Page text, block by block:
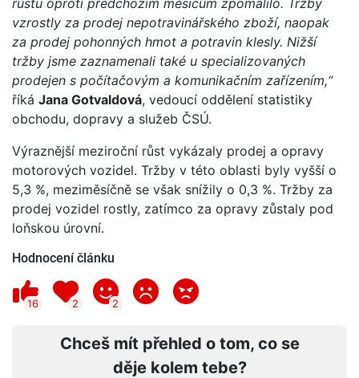
vzrostly za prodej nepotravinářského zboží, naopak
za prodej pohonných hmot a potravin klesly. Nižší
tržby jsme zaznamenali také u specializovaných
prodejen s počítačovým a komunikačním zařízením,“
říká Jana Gotvaldová, vedoucí oddělení statistiky
obchodu, dopravy a služeb ČSÚ.
Výraznější meziroční růst vykázaly prodej a opravy
motorových vozidel. Tržby v této oblasti byly vyšší o
5,3 %, meziměsíčně se však snížily o 0,3 %. Tržby za
prodej vozidel rostly, zatímco za opravy zůstaly pod
loňskou úrovní.
Hodnocení článku
16 2 2
Chceš mít přehled o tom, co se
děje kolem tebe?